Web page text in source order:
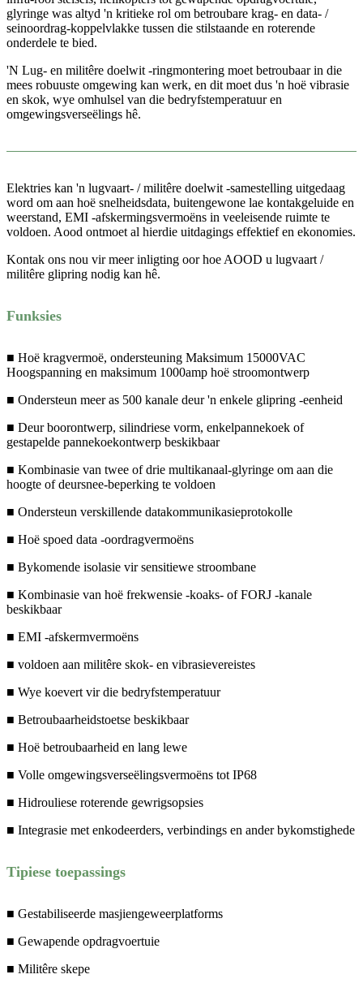
glyringe was altyd 'n kritieke rol om betroubare krag- en data- /
seinoordrag-koppelvlakke tussen die stilstaande en roterende
onderdele te bied.
'N Lug- en militêre doelwit -ringmontering moet betroubaar in die
mees robuuste omgewing kan werk, en dit moet dus 'n hoë vibrasie
en skok, wye omhulsel van die bedryfstemperatuur en
omgewingsverseëlings hê.
Elektries kan 'n lugvaart- / militêre doelwit -samestelling uitgedaag
word om aan hoë snelheidsdata, buitengewone lae kontakgeluide en
weerstand, EMI -afskermingsvermoëns in veeleisende ruimte te
voldoen. Aood ontmoet al hierdie uitdagings effektief en ekonomies.
Kontak ons ​​nou vir meer inligting oor hoe AOOD u lugvaart /
militêre glipring nodig kan hê.
Funksies
■ Hoë kragvermoë, ondersteuning Maksimum 15000VAC
Hoogspanning en maksimum 1000amp hoë stroomontwerp
■ Ondersteun meer as 500 kanale deur 'n enkele glipring -eenheid
■ Deur boorontwerp, silindriese vorm, enkelpannekoek of
gestapelde pannekoekontwerp beskikbaar
■ Kombinasie van twee of drie multikanaal-glyringe om aan die
hoogte of deursnee-beperking te voldoen
■ Ondersteun verskillende datakommunikasieprotokolle
■ Hoë spoed data -oordragvermoëns
■ Bykomende isolasie vir sensitiewe stroombane
■ Kombinasie van hoë frekwensie -koaks- of FORJ -kanale
beskikbaar
■ EMI -afskermvermoëns
■ voldoen aan militêre skok- en vibrasievereistes
■ Wye koevert vir die bedryfstemperatuur
■ Betroubaarheidstoetse beskikbaar
■ Hoë betroubaarheid en lang lewe
■ Volle omgewingsverseëlingsvermoëns tot IP68
■ Hidrouliese roterende gewrigsopsies
■ Integrasie met enkodeerders, verbindings en ander bykomstighede
Tipiese toepassings
■ Gestabiliseerde masjiengeweerplatforms
■ Gewapende opdragvoertuie
■ Militêre skepe